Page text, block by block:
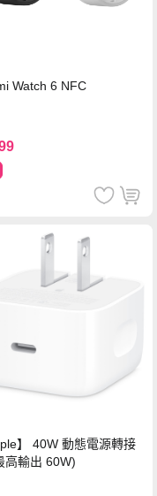
Watch 6 NFC
】 40W 動態電源轉接
高輸出 60W)